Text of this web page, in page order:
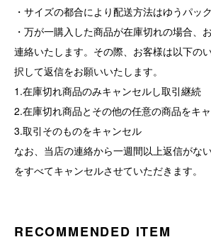
・サイズの都合により配送方法はゆうパッ
・万が一購入した商品が在庫切れの場合、
連絡いたします。その際、お客様は以下の
択して返信をお願いいたします。
1.在庫切れ商品のみキャンセルし取引継続
2.在庫切れ商品とその他の任意の商品をキ
3.取引そのものをキャンセル
なお、当店の連絡から一週間以上返信がな
をすべてキャンセルさせていただきます。
RECOMMENDED ITEM